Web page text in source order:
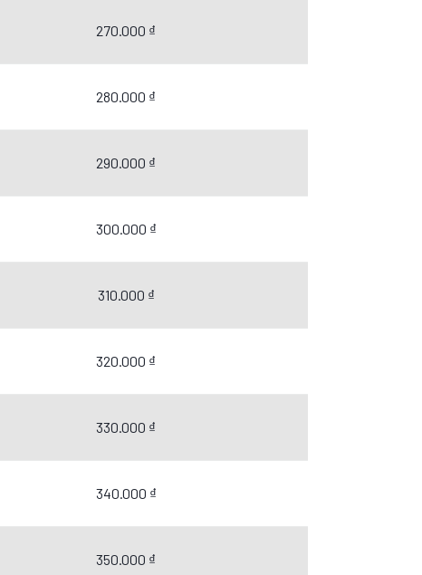
270.000 ₫
280.000 ₫
290.000 ₫
300.000 ₫
310.000 ₫
320.000 ₫
330.000 ₫
340.000 ₫
350.000 ₫